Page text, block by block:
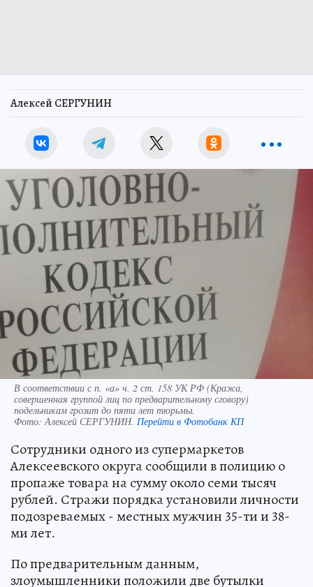
Алексей СЕРГУНИН
В соответствии с п. «а» ч. 2 ст. 158 УК РФ (Кража,
совершенная группой лиц по предварительному сговору)
подельникам грозит до пяти лет тюрьмы.
Фото:Алексей СЕРГУНИН. Перейти в Фотобанк КП
Сотрудники одного из супермаркетов
Алексеевского округа сообщили в полицию о
пропаже товара на сумму около семи тысяч
рублей. Стражи порядка установили личности
подозреваемых - местных мужчин 35-ти и 38-
ми лет.
По предварительным данным,
злоумышленники положили две бутылки